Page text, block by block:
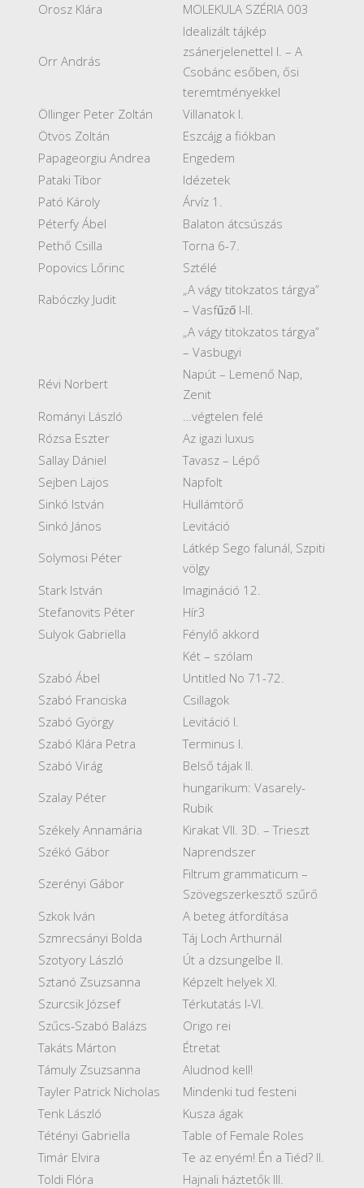
Orosz Klára MOLEKULA SZÉRIA 003
Orr András
Idealizált tájkép
zsánerjelenettel I. – A
Csobánc esőben, ősi
teremtményekkel
Öllinger Peter Zoltán
Villanatok I.
Ötvös Zoltán
Eszcájg a fiókban
Papageorgiu Andrea
Engedem
Pataki Tibor
Idézetek
Pató Károly
Árvíz 1.
Péterfy Ábel
Balaton átcsúszás
Pethő Csilla
Torna 6-7.
Popovics Lőrinc
Sztélé
Rabóczky Judit
„A vágy titokzatos tárgya”
– Vasfűző I-II.
„A vágy titokzatos tárgya”
– Vasbugyi
Révi Norbert
Napút – Lemenő Nap,
Zenit
Rományi László
…végtelen felé
Rózsa Eszter
Az igazi luxus
Sallay Dániel
Tavasz – Lépő
Sejben Lajos
Napfolt
Sinkó István
Hullámtörő
Sinkó János
Levitáció
Solymosi Péter
Látkép Sego falunál, Szpiti
völgy
Stark István
Imagináció 12.
Stefanovits Péter
Hír3
Sulyok Gabriella
Fénylő akkord
Két – szólam
Szabó Ábel
Untitled No 71-72.
Szabó Franciska
Csillagok
Szabó György
Levitáció I.
Szabó Klára Petra
Terminus I.
Szabó Virág
Belső tájak II.
Szalay Péter
hungarikum: Vasarely-
Rubik
Székely Annamária
Kirakat VII. 3D. – Trieszt
Székó Gábor
Naprendszer
Szerényi Gábor
Filtrum grammaticum –
Szövegszerkesztő szűrő
Szkok Iván
A beteg átfordítása
Szmrecsányi Bolda
Táj Loch Arthurnál
Szotyory László
Út a dzsungelbe II.
Sztanó Zsuzsanna
Képzelt helyek XI.
Szurcsik József
Térkutatás I-VI.
Szűcs-Szabó Balázs
Origo rei
Takáts Márton
Étretat
Támuly Zsuzsanna
Aludnod kell!
Tayler Patrick Nicholas
Mindenki tud festeni
Tenk László
Kusza ágak
Tétényi Gabriella
Table of Female Roles
Timár Elvira
Te az enyém! Én a Tiéd? II.
Toldi Flóra
Hajnali háztetők III.